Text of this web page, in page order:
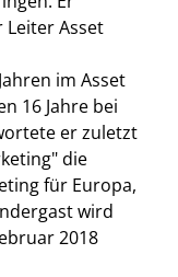
Asset
im Asset
16 Jahre bei
er zuletzt
die
für Europa,
wird
2018